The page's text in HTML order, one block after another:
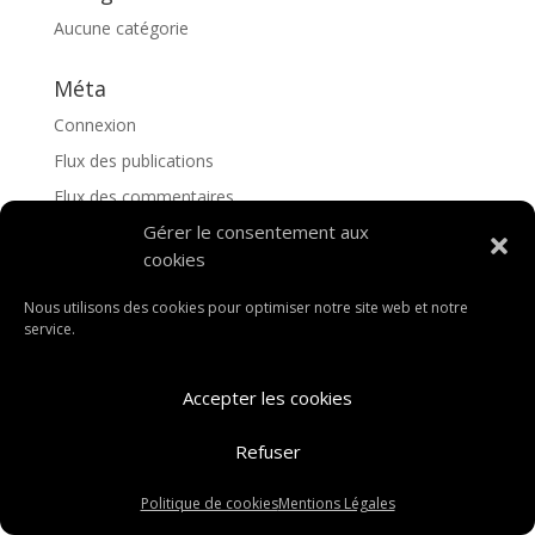
Gérer le consentement aux
cookies
Nous utilisons des cookies pour optimiser notre site web et notre
service.
Accepter les cookies
Refuser
Politique de cookiesMentions Légales
Aucune catégorie
Méta
Connexion
Flux des publications
Flux des commentaires
Site de WordPress-FR